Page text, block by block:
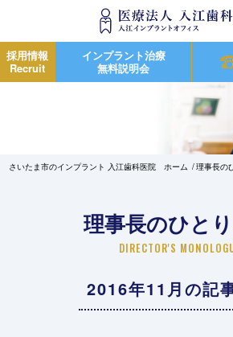
採用情報
Recruit
インプラント治療
無料説明会
さいたま市のインプラント 入江歯科医院 ホーム 理事長の
理事長のひと
DIRECTOR'S
2016年11月の記